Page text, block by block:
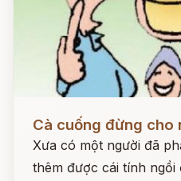
Cà cuống đừng cho
Xưa có một người đã
thêm được cái tính ngồi